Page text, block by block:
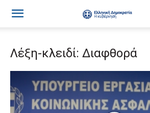
Λέξη-κλειδί: Διαφθορά